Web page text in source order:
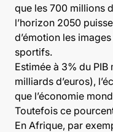
que les 700 millions
l’horizon 2050
d’émotion les
sportifs.
Estimée à 3% du
milliards d’euros),
que l’économie
Toutefois ce
En Afrique, par